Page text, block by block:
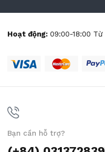
Hoạt động: 09:00-18:00
Bạn cần hỗ trợ?